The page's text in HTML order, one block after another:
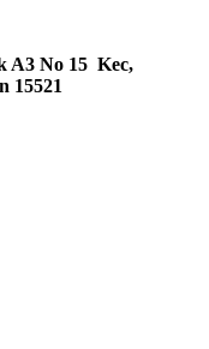
A3 No 15 Kec,
15521